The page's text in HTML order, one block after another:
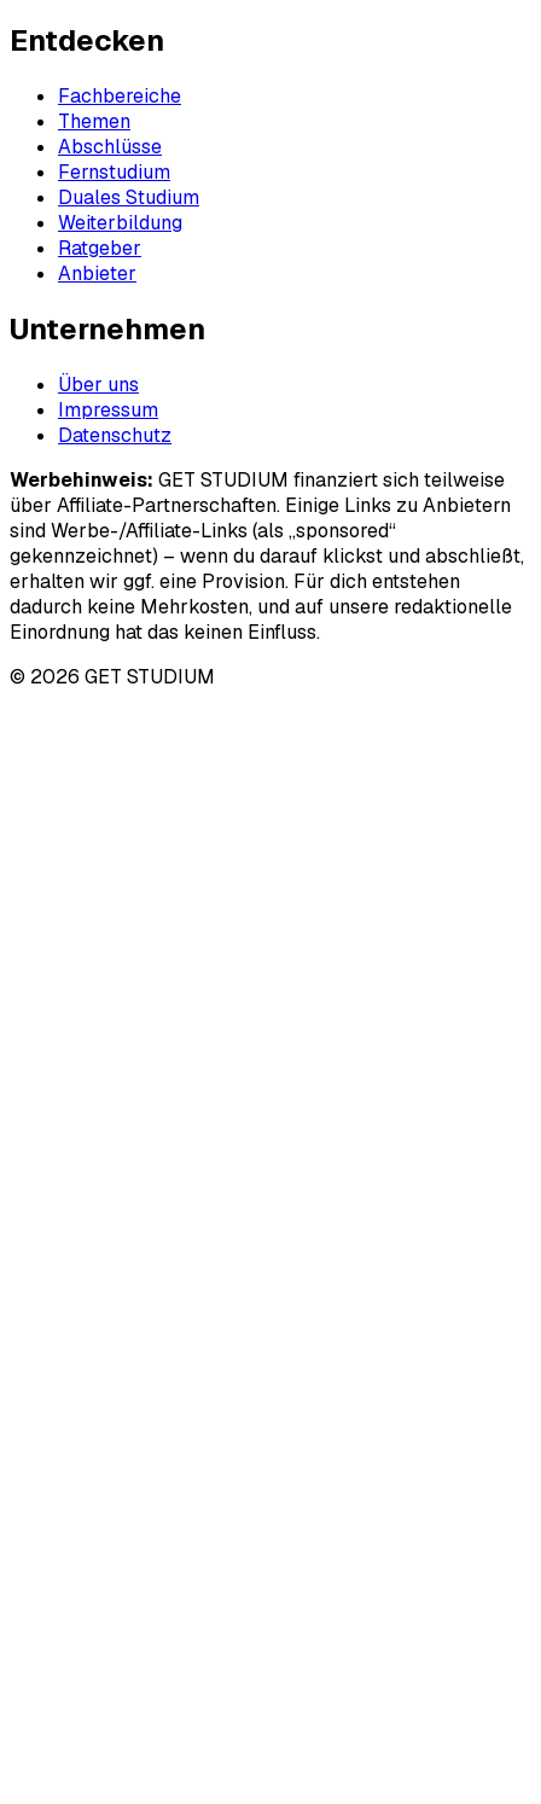
Entdecken
Fachbereiche
Themen
Abschlüsse
Fernstudium
Duales Studium
Weiterbildung
Ratgeber
Anbieter
Unternehmen
Über uns
Impressum
Datenschutz
Werbehinweis: GET STUDIUM finanziert sich teilweise
über Affiliate-Partnerschaften. Einige Links zu Anbietern
sind Werbe-/Affiliate-Links (als „sponsored“
gekennzeichnet) – wenn du darauf klickst und abschließt,
erhalten wir ggf. eine Provision. Für dich entstehen
dadurch keine Mehrkosten, und auf unsere redaktionelle
Einordnung hat das keinen Einfluss.
© 2026 GET STUDIUM